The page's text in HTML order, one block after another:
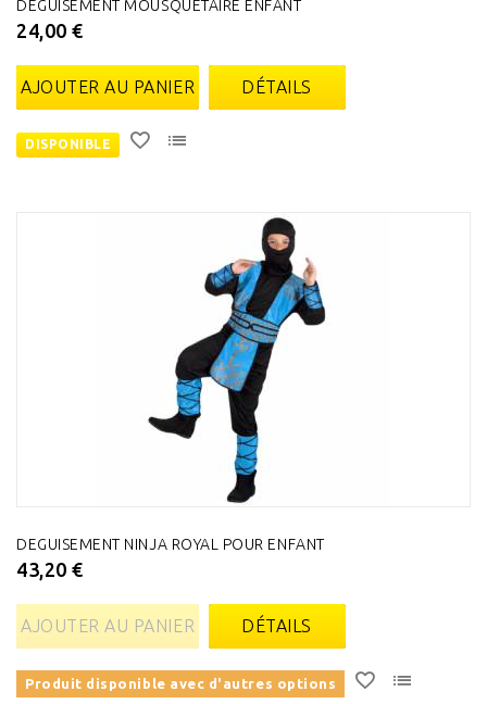
DEGUISEMENT MOUSQUETAIRE ENFANT
24,00 €
AJOUTER AU PANIER DÉTAILS
DISPONIBLE
DEGUISEMENT NINJA ROYAL POUR ENFANT
43,20 €
AJOUTER AU PANIER DÉTAILS
Produit disponible avec d'autres options